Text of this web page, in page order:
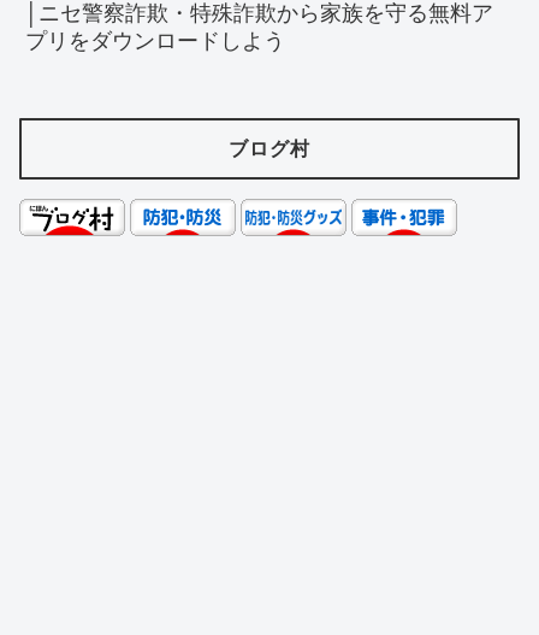
│ニセ警察詐欺・特殊詐欺から家族を守る無料ア
プリをダウンロードしよう
ブログ村